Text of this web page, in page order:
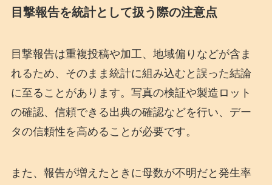
目撃報告を統計として扱う際の注意点
目撃報告は重複投稿や加工、地域偏りなどが含ま
れるため、そのまま統計に組み込むと誤った結論
に至ることがあります。写真の検証や製造ロット
の確認、信頼できる出典の確認などを行い、デー
タの信頼性を高めることが必要です。
また、報告が増えたときに母数が不明だと発生率